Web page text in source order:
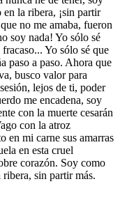
la ribera, ¡sin partir
no me amaba, fueron
soy nada! Yo sólo sé
Yo sólo sé que
paso a paso. Ahora que
busco valor para
lejos de ti, poder
me encadena, soy
con la muerte cesarán
con la atroz
en mi carne sus amarras
en esta cruel
corazón. Soy como
sin partir más.